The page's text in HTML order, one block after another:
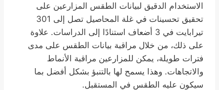
الاستخدام الدقيق لبيانات الطقس المزارعين على
تحقيق تحسينات في غلة المحاصيل تصل إلى 301
تيرابايت في 3 أضعاف استنادًا إلى الدراسات. علاوة
على ذلك، من خلال مراقبة بيانات الطقس على مدى
فترات طويلة، يمكن للمزارعين مراقبة الأنماط
والاتجاهات. وهذا يسمح لها بالتنبؤ بشكل أفضل بما
سيكون عليه الطقس في المستقبل.